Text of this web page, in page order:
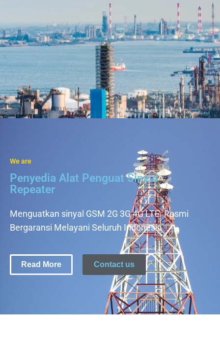
We are
Penyedia Alat Penguat Sinyal
Repeater
Menguatkan sinyal GSM 2G 3G 4G LTE. Resmi
Bergaransi Melayani Seluruh Indonesia
Read More Contact us